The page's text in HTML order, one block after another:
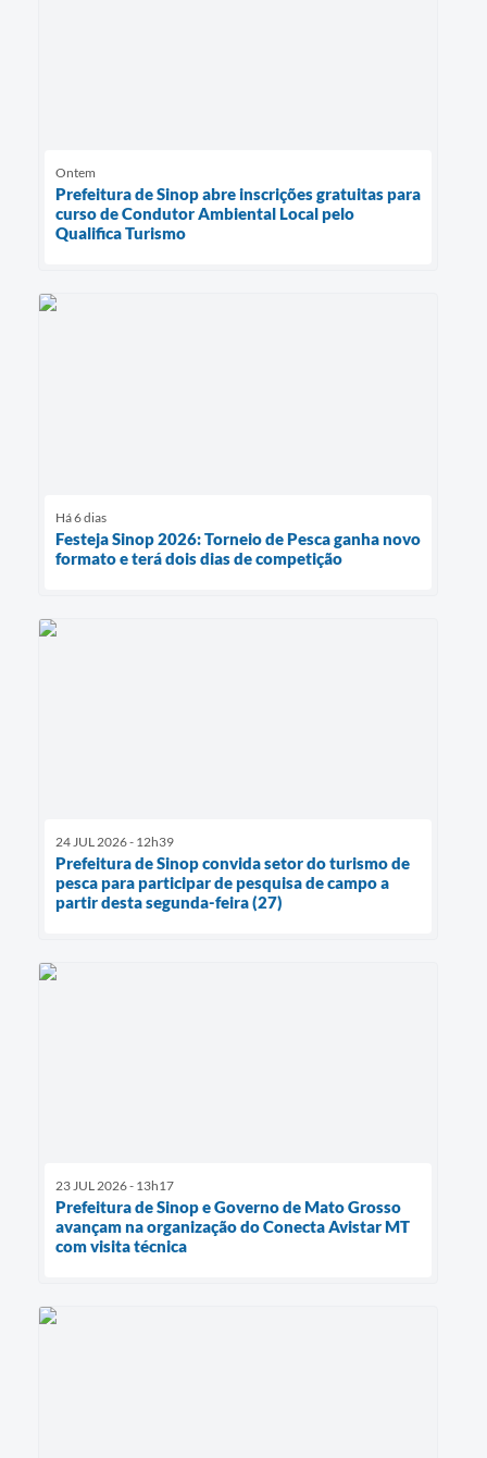
Ontem
Prefeitura de Sinop abre inscrições gratuitas para
curso de Condutor Ambiental Local pelo
Qualifica Turismo
Há 6 dias
Festeja Sinop 2026: Torneio de Pesca ganha novo
formato e terá dois dias de competição
24 JUL 2026 - 12h39
Prefeitura de Sinop convida setor do turismo de
pesca para participar de pesquisa de campo a
partir desta segunda-feira (27)
23 JUL 2026 - 13h17
Prefeitura de Sinop e Governo de Mato Grosso
avançam na organização do Conecta Avistar MT
com visita técnica